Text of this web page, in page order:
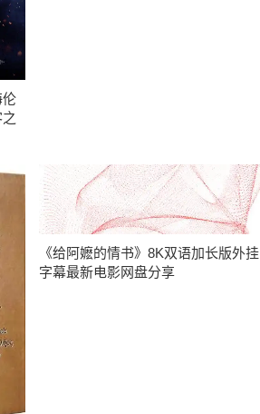
伦
《给阿嬷的情书》8K双语加长版外挂
字幕最新电影网盘分享